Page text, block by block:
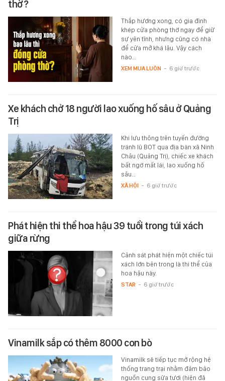
thờ?
Thắp hương xong, có gia đình
khép cửa phòng thờ ngay để giữ
sự yên tĩnh, nhưng cũng có nhà
để cửa mở khá lâu. Vậy cách
nào…
XEM MUA LUÔN - 6 giờ trước
Xe khách chở 18 người lao xuống hố sâu ở Quảng
Trị
Khi lưu thông trên tuyến đường
tránh lũ BOT qua địa bàn xã Ninh
Châu (Quảng Trị), chiếc xe khách
bất ngờ mất lái, lao xuống hố
sâu…
XÃ HỘI - 6 giờ trước
Phát hiện thi thể hoa hậu 39 tuổi trong túi xách
giữa rừng
Cảnh sát phát hiện một chiếc túi
xách lớn bên trong là thi thể của
hoa hậu này.
STAR - 6 giờ trước
Vinamilk sắp có thêm 8000 con bò
Vinamilk sẽ tiếp tục mở rộng hệ
thống trang trại nhằm đảm bảo
nguồn cung sữa tươi (hiện đã